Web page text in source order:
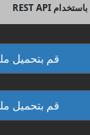
قم بتحميل
قم بتحميل